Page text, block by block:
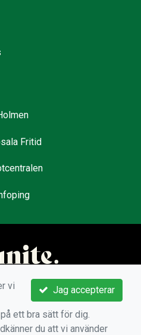
Jag accepterar
vi
ett bra sätt för dig.
du att vi använder